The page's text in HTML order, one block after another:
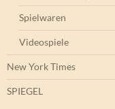
Spielwaren
Videospiele
New York Times
SPIEGEL